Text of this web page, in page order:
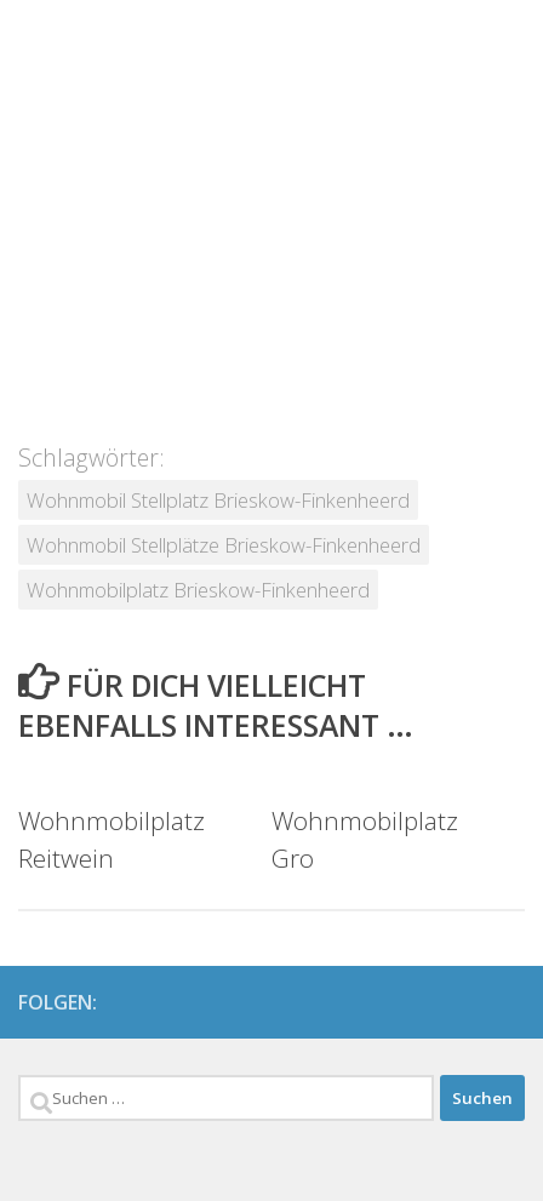
Schlagwörter:
Wohnmobil Stellplatz Brieskow-Finkenheerd
Wohnmobil Stellplätze Brieskow-Finkenheerd
Wohnmobilplatz Brieskow-Finkenheerd
FÜR DICH VIELLEICHT
EBENFALLS INTERESSANT …
Wohnmobilplatz
Reitwein
Wohnmobilplatz
Gro
FOLGEN:
Suchen